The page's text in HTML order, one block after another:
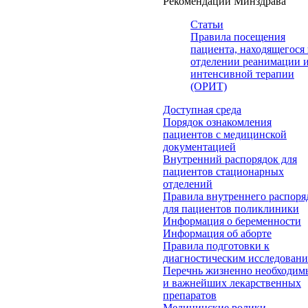
Статьи
Правила посещения
пациента, находящегося
отделении реанимации и
интенсивной терапии
(ОРИТ)
Доступная среда
Порядок ознакомления
пациентов с медицинской
документацией
Внутренний распорядок для
пациентов стационарных
отделений
Правила внутреннего
для пациентов поликлиники
Информация о беременности
Информация об аборте
Правила подготовки к
диагностическим
Перечнь жизненно
и важнейших лекарственных
препаратов